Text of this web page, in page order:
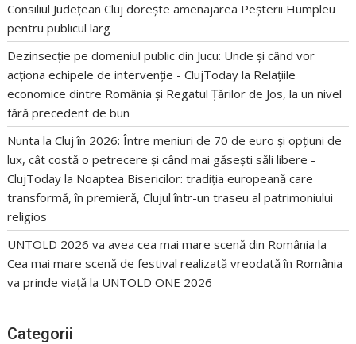
Consiliul Județean Cluj dorește amenajarea Peșterii Humpleu
pentru publicul larg
Dezinsecție pe domeniul public din Jucu: Unde și când vor
acționa echipele de intervenție - ClujToday la Relațiile
economice dintre România și Regatul Țărilor de Jos, la un nivel
fără precedent de bun
Nunta la Cluj în 2026: Între meniuri de 70 de euro și opțiuni de
lux, cât costă o petrecere și când mai găsești săli libere -
ClujToday la Noaptea Bisericilor: tradiția europeană care
transformă, în premieră, Clujul într-un traseu al patrimoniului
religios
UNTOLD 2026 va avea cea mai mare scenă din România la
Cea mai mare scenă de festival realizată vreodată în România
va prinde viață la UNTOLD ONE 2026
Categorii